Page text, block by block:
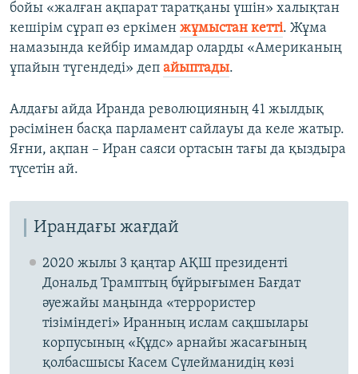
бойы «жалған ақпарат таратқаны үшін» халықтан
кешірім сұрап өз еркімен жұмыстан кетті. Жұма
намазында кейбір имамдар оларды «Американың
ұпайын түгендеді» деп айыптады.
Алдағы айда Иранда революцияның 41 жылдық
рәсімінен басқа парламент сайлауы да келе жатыр.
Яғни, ақпан – Иран саяси ортасын тағы да қыздыра
түсетін ай.
Ирандағы жағдай
2020 жылы 3 қаңтар АҚШ президенті
Дональд Трамптың бұйрығымен Бағдат
әуежайы маңында «террористер
тізіміндегі» Иранның ислам сақшылары
корпусының «Құдс» арнайы жасағының
қолбасшысы Касем Сүлейманидің көзі